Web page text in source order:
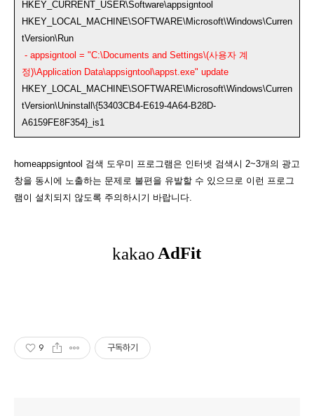
HKEY_CURRENT_USER\Software\appsigntool
HKEY_LOCAL_MACHINE\SOFTWARE\Microsoft\Windows\Curren
tVersion\Run
- appsigntool = "C:\Documents and Settings\(사용자 계
정)\Application Data\appsigntool\appst.exe" update
HKEY_LOCAL_MACHINE\SOFTWARE\Microsoft\Windows\Curren
tVersion\Uninstall\{53403CB4-E619-4A64-B28D-
A6159FE8F354}_is1
homeappsigntool 검색 도우미 프로그램은 인터넷 검색시 2~3개의 광고
창을 동시에 노출하는 문제로 불편을 유발할 수 있으므로 이런 프로그
램이 설치되지 않도록 주의하시기 바랍니다.
9 구독하기